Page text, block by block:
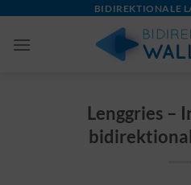
content
BIDIREKTIONALE
Lenggries –